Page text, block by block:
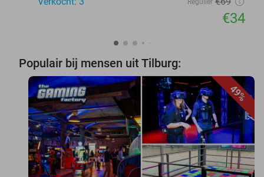
Regulier
€34
Populair bij mensen uit Tilburg:
49%